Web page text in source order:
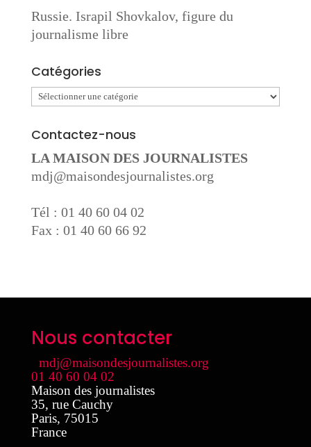
Russie. Israpil Shovkalov, figure du
journalisme libre
Catégories
Catégories
Contactez-nous
LA MAISON DES JOURNALISTES
mdj@maisondesjournalistes.org
Tél : 01 40 60 04 02
Fax : 01 40 60 66 92
Nous contacter
mdj@maisondesjournalistes.org
01 40 60 04 02
Maison des journalistes
35, rue Cauchy
Paris, 75015
France